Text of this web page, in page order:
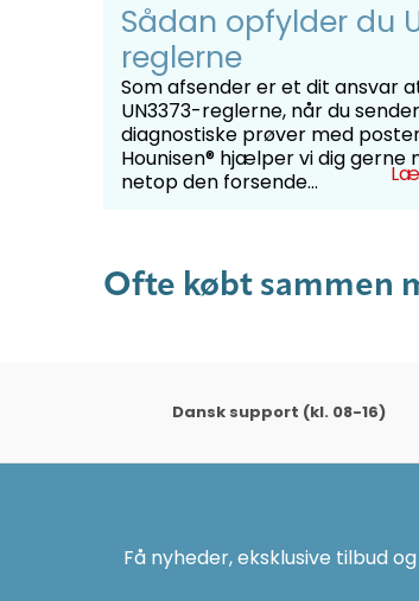
Sådan opfylder du
reglerne
Som afsender er et dit ansvar
UN3373-reglerne, når du sender
diagnostiske prøver med
Hounisen® hjælper vi dig gerne
netop den forsende...
Ofte købt sammen
Dansk support (kl. 08-16)
Få nyheder, eksklusive tilbud